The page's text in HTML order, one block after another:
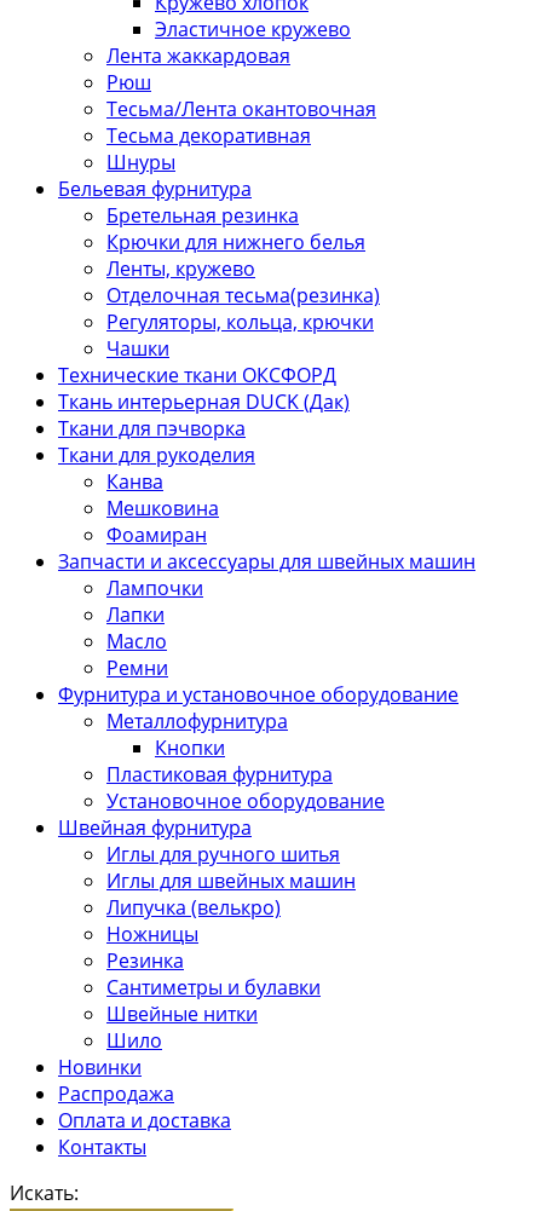
Эластичное кружево
Лента жаккардовая
Рюш
Тесьма/Лента окантовочная
Тесьма декоративная
Шнуры
Бельевая фурнитура
Бретельная резинка
Крючки для нижнего белья
Ленты, кружево
Отделочная тесьма(резинка)
Регуляторы, кольца, крючки
Чашки
Технические ткани ОКСФОРД
Ткань интерьерная DUCK (Дак)
Ткани для пэчворка
Ткани для рукоделия
Канва
Мешковина
Фоамиран
Запчасти и аксессуары для швейных машин
Лампочки
Лапки
Масло
Ремни
Фурнитура и установочное оборудование
Металлофурнитура
Кнопки
Пластиковая фурнитура
Установочное оборудование
Швейная фурнитура
Иглы для ручного шитья
Иглы для швейных машин
Липучка (велькро)
Ножницы
Резинка
Сантиметры и булавки
Швейные нитки
Шило
Новинки
Распродажа
Оплата и доставка
Контакты
Искать: